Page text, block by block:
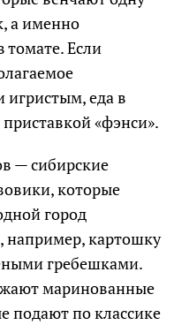
а именно
Если
игристым, еда в
«фэнси».
— сибирские
которые
город
например, картошку
гребешками.
маринованные
подают по классике